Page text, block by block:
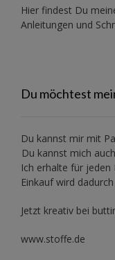
Hier findest Du
Anleitungen und
Du möchtest
Du kannst mir mit
Du kannst mich
Ich erhalte für jeden
Einkauf wird
Jetzt kreativ bei
www.stoffe.de